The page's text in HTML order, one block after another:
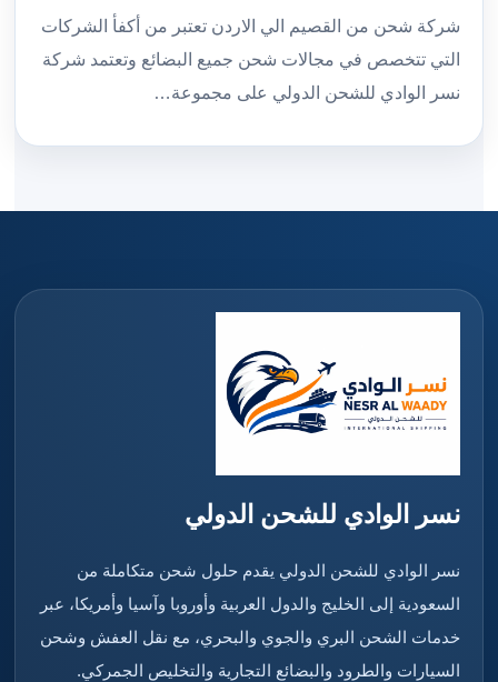
شركة شحن من القصيم الي الاردن تعتبر من أكفأ الشركات
التي تتخصص في مجالات شحن جميع البضائع وتعتمد شركة
نسر الوادي للشحن الدولي على مجموعة…
نسر الوادي للشحن الدولي
نسر الوادي للشحن الدولي يقدم حلول شحن متكاملة من
السعودية إلى الخليج والدول العربية وأوروبا وآسيا وأمريكا، عبر
خدمات الشحن البري والجوي والبحري، مع نقل العفش وشحن
السيارات والطرود والبضائع التجارية والتخليص الجمركي.